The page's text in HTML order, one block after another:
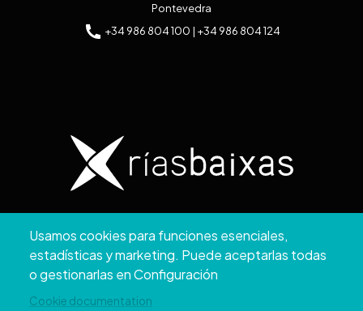
Usamos cookies para funciones esenciales,
estadísticas y marketing. Puede aceptarlas todas
o gestionarlas en Configuración
Cookie documentation
Pontevedra
+34 986 804 100 | +34 986 804 124
Copyright © 2026. Diputación de Pontevedra.
Reservados todos los derechos
Aviso
Accesibilidad Protección de